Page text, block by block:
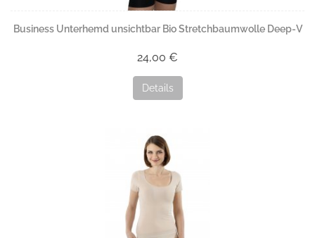
Business Unterhemd unsichtbar Bio Stretchbaumwolle Deep-V
24,00 €
Details